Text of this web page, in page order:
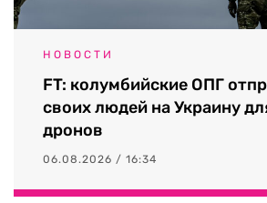
НОВОСТИ
FT: колумбийские ОПГ
своих людей на Украину
дронов
06.08.2026 / 16:34